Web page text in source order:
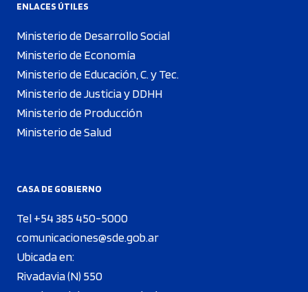
ENLACES ÚTILES
Ministerio de Desarrollo Social
Ministerio de Economía
Ministerio de Educación, C. y Tec.
Ministerio de Justicia y DDHH
Ministerio de Producción
Ministerio de Salud
CASA DE GOBIERNO
Tel +54 385 450-5000
comunicaciones@sde.gob.ar
Ubicada en:
Rivadavia (N) 550